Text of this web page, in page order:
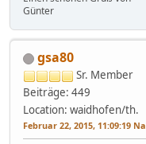
Günter
gsa80
Sr. Member
Beiträge: 449
Location: waidhofen/th.
Februar 22, 2015, 11:09:19